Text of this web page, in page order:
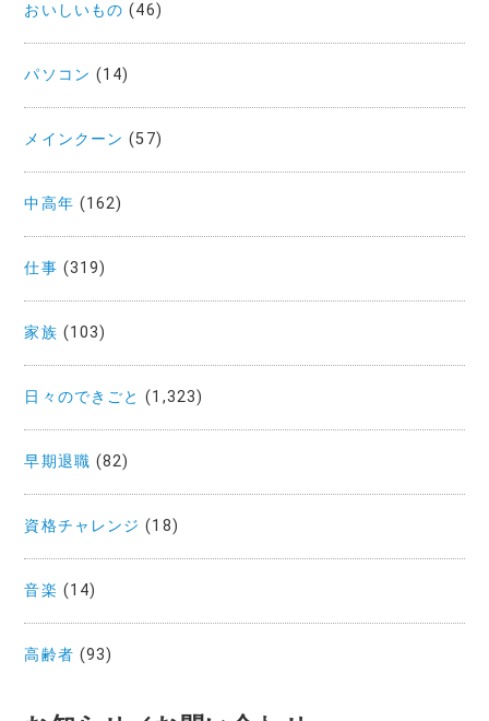
おいしいもの (46)
パソコン (14)
メインクーン (57)
中高年 (162)
仕事 (319)
家族 (103)
日々のできごと (1,323)
早期退職 (82)
資格チャレンジ (18)
音楽 (14)
高齢者 (93)